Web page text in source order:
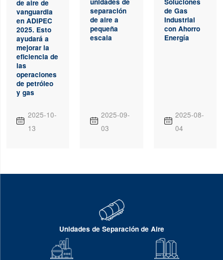
de aire de
vanguardia
en ADIPEC
2025. Esto
ayudará a
mejorar la
eficiencia de
las
operaciones
de petróleo
y gas

2025-10-
13
unidades de
separación
de aire a
pequeña
escala

2025-09-
03
de Gas
Industrial
con Ahorro
Energía

2025-08-
04
Unidades de Separación de Aire